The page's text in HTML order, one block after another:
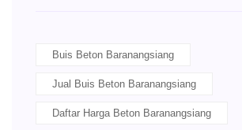
Buis Beton Baranangsiang
Jual Buis Beton Baranangsiang
Daftar Harga Beton Baranangsiang